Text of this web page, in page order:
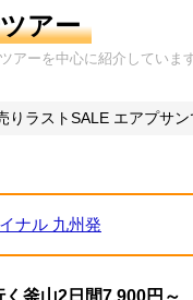
アー
アーを中心に紹介していま
りラストSALE エアプサ
ナル 九州発
釜山2日間7,900円～